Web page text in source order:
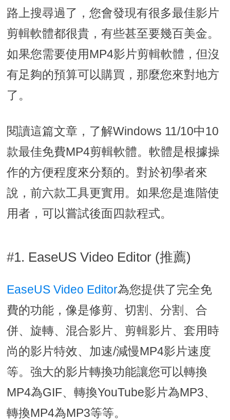
路上搜尋過了，您會發現有很多最佳影片
剪輯軟體都很貴，有些甚至要幾百美金。
如果您需要使用MP4影片剪輯軟體，但沒
有足夠的預算可以購買，那麼您來對地方
了。
閱讀這篇文章，了解Windows 11/10中10
款最佳免費MP4剪輯軟體。軟體是根據操
作的方便程度來分類的。對於初學者來
說，前六款工具更實用。如果您是進階使
用者，可以嘗試後面四款程式。
#1. EaseUS Video Editor (推薦)
EaseUS Video Editor為您提供了完全免
費的功能，像是修剪、切割、分割、合
併、旋轉、混合影片、剪輯影片、套用時
尚的影片特效、加速/減慢MP4影片速度
等。強大的影片轉換功能讓您可以轉換
MP4為GIF、轉換YouTube影片為MP3、
轉換MP4為MP3等等。